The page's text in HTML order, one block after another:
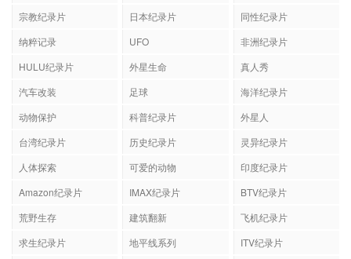
宗教纪录片
日本纪录片
同性纪录片
纳粹记录
UFO
非洲纪录片
HULU纪录片
外星生命
真人秀
汽车改装
足球
海洋纪录片
动物保护
科普纪录片
外星人
台湾纪录片
历史纪录片
灵异纪录片
人体探索
可爱的动物
印度纪录片
Amazon纪录片
IMAX纪录片
BTV纪录片
荒野生存
建筑翻新
飞机纪录片
求生纪录片
地平线系列
ITV纪录片